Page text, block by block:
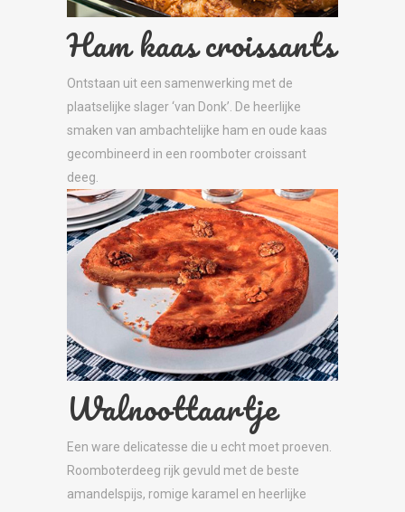
Ham kaas croissants
Ontstaan uit een samenwerking met de
plaatselijke slager ‘van Donk’. De heerlijke
smaken van ambachtelijke ham en oude kaas
gecombineerd in een roomboter croissant
deeg.
Walnoottaartje
Een ware delicatesse die u echt moet proeven.
Roomboterdeeg rijk gevuld met de beste
amandelspijs, romige karamel en heerlijke